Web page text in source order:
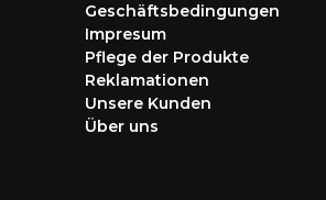
Geschäftsbedingungen
Impresum
Pflege der Produkte
Reklamationen
Unsere Kunden
Über uns